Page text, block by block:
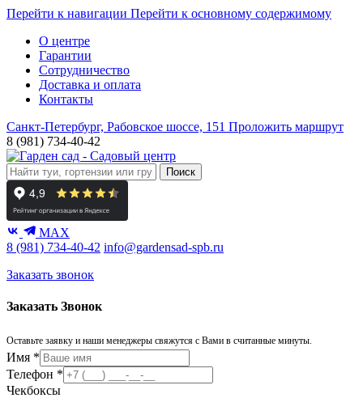
Перейти к навигации Перейти к основному содержимому
О центре
Гарантии
Сотрудничество
Доставка и оплата
Контакты
Санкт-Петербург, Рабовское шоссе, 151 Проложить маршрут
8 (981) 734-40-42
Поиск
MAX
8 (981) 734-40-42 info@gardensad-spb.ru
Заказать звонок
Заказать Звонок
Оставьте заявку и наши менеджеры свяжутся с Вами в считанные минуты.
Имя *
Телефон *
Чекбоксы